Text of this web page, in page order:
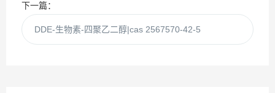
下一篇：
DDE-生物素-四聚乙二醇|cas 2567570-42-5